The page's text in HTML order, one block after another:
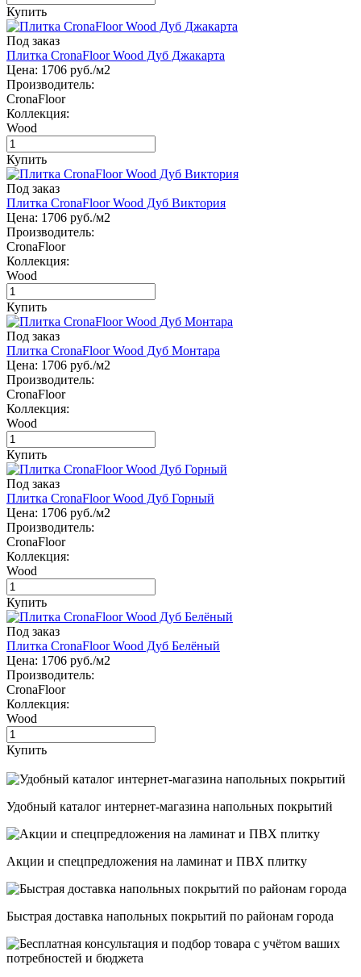
Купить
Под заказ
Плитка CronaFloor Wood Дуб Джакарта
Цена: 1706 руб./м2
Производитель:
CronaFloor
Коллекция:
Wood
Купить
Под заказ
Плитка CronaFloor Wood Дуб Виктория
Цена: 1706 руб./м2
Производитель:
CronaFloor
Коллекция:
Wood
Купить
Под заказ
Плитка CronaFloor Wood Дуб Монтара
Цена: 1706 руб./м2
Производитель:
CronaFloor
Коллекция:
Wood
Купить
Под заказ
Плитка CronaFloor Wood Дуб Горный
Цена: 1706 руб./м2
Производитель:
CronaFloor
Коллекция:
Wood
Купить
Под заказ
Плитка CronaFloor Wood Дуб Белёный
Цена: 1706 руб./м2
Производитель:
CronaFloor
Коллекция:
Wood
Купить
Удобный каталог интернет-магазина напольных покрытий
Акции и спецпредложения на ламинат и ПВХ плитку
Быстрая доставка напольных покрытий по районам города